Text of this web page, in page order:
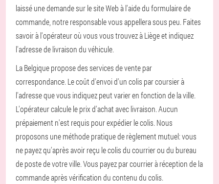
laissé une demande sur le site Web à l'aide du formulaire de
commande, notre responsable vous appellera sous peu. Faites
savoir à l'opérateur où vous vous trouvez à Liège et indiquez
l'adresse de livraison du véhicule.
La Belgique propose des services de vente par
correspondance. Le coût d'envoi d'un colis par coursier à
l'adresse que vous indiquez peut varier en fonction de la ville.
L'opérateur calcule le prix d'achat avec livraison. Aucun
prépaiement n'est requis pour expédier le colis. Nous
proposons une méthode pratique de règlement mutuel: vous
ne payez qu'après avoir reçu le colis du courrier ou du bureau
de poste de votre ville. Vous payez par courrier à réception de la
commande après vérification du contenu du colis.